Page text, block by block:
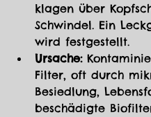
klagen über
Schwindel. Ein
wird festgestellt.
Ursache:
Filter, oft durch
Besiedlung,
beschädigte